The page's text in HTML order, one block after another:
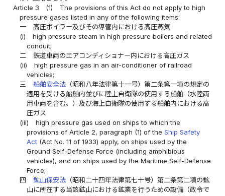
Article 3
(1)
The provisions of this Act do not apply to high
pressure gases listed in any of the following items:
一
高圧ボイラー及びその導管内における高圧蒸気
(i)
high pressure steam in high pressure boilers and related
conduit;
二
鉄道車両のエアコンディショナー内における高圧ガス
(ii)
high pressure gas in an air-conditioner of railroad
vehicles;
三
船舶安全法（昭和八年法律第十一号）第二条第一項の規定の
適用を受ける船舶内並びに陸上自衛隊の使用する船舶（水陸両
用車両を含む。）及び海上自衛隊の使用する船舶内における高
圧ガス
(iii)
high pressure gas used on ships to which the
provisions of Article 2, paragraph (1) of the Ship Safety
Act(Act No. 11 of 1933) apply, on ships used by the
Ground Self-Defense Force (including amphibious
vehicles), and on ships used by the Maritime Self-Defense
Force;
四
鉱山保安法（昭和二十四年法律第七十号）第二条第二項の鉱
山に所在する当該鉱山における鉱業を行うための設備（政令で